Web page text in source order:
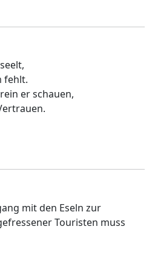
fehlt.
er schauen,
mit den Eseln zur
Touristen muss